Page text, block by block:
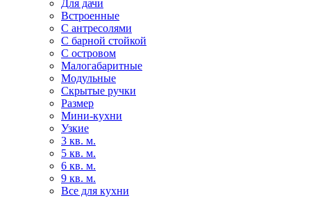
Для дачи
Встроенные
С антресолями
С барной стойкой
С островом
Малогабаритные
Модульные
Скрытые ручки
Размер
Мини-кухни
Узкие
3 кв. м.
5 кв. м.
6 кв. м.
9 кв. м.
Все для кухни